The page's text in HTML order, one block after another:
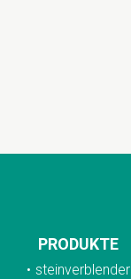
PRODUKTE
steinverblender